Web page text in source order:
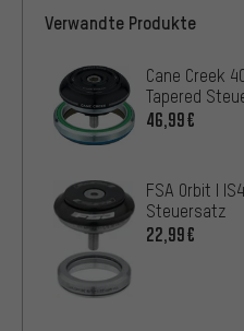
Verwandte Produkte
Cane Creek
Tapered
46,99€
FSA Orbit I
Steuersatz
22,99€